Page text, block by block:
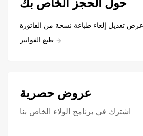
حول الحجز الخاص بك
عرض تعديل إلغاء طباعة نسخة من الفاتورة
طبع الفواتير
عروض حصرية
اشترك في برنامج الولاء الخاص بنا